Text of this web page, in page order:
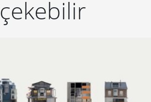
çekebilir